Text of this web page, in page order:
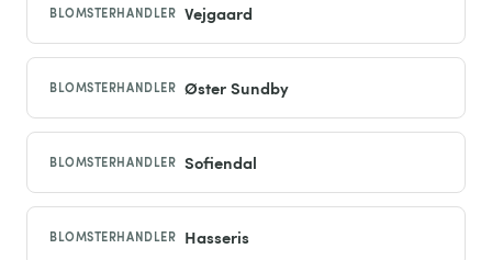
BLOMSTERHANDLER Vejgaard
BLOMSTERHANDLER Øster Sundby
BLOMSTERHANDLER Sofiendal
BLOMSTERHANDLER Hasseris